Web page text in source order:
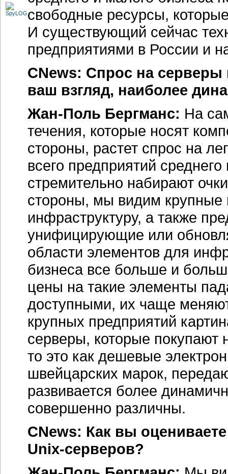
свободные ресурсы,
И существующий сейчас
предприятиями в России и
CNews: Спрос на серверы
ваш взгляд, наиболее
Жан-Поль Бергманс: На
течения, которые носят
стороны, растет спрос на
всего предприятий
стремительно набирают
стороны, мы видим
инфраструктуру, а также
унифицирующие или
области элементов для
бизнеса все больше и
цены на такие элементы
доступными, их чаще
крупных предприятий
серверы, которые покупают
то это как дешевые
швейцарских марок,
развивается более
совершенно различны.
CNews: Как вы
Unix-серверов?